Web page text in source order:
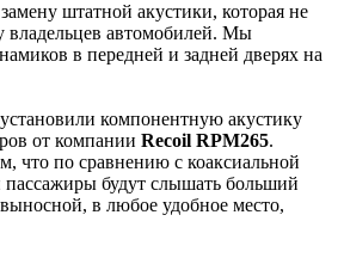
штатной акустики, которая не
владельцев автомобилей. Мы
в передней и задней дверях на
компонентную акустику
от компании Recoil RPM265.
что по сравнению с коаксиальной
пассажиры будут слышать больший
выносной, в любое удобное место,